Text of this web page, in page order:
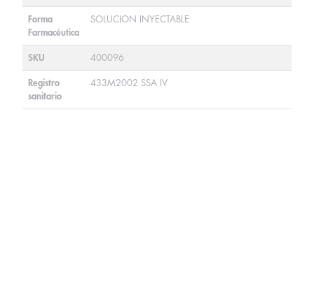
Forma
Farmacéutica
SOLUCION INYECTABLE
SKU 400096
Registro
sanitario
433M2002 SSA IV